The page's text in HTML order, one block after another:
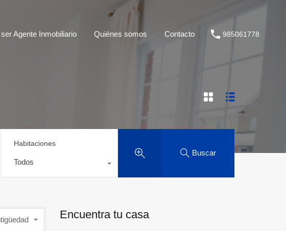
Agente Inmobiliario Quiénes somos Contacto 985061778
Habitaciones
Todos
Buscar
Encuentra tu casa